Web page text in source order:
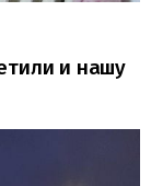
и нашу